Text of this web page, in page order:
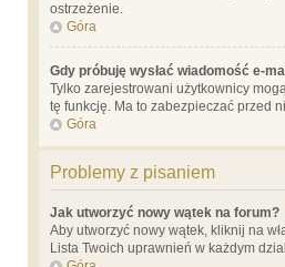
ostrzeżenie.
Góra
Gdy próbuję wysłać wiadomość e-
Tylko zarejestrowani użytkownicy
tę funkcję. Ma to zabezpieczać przed
Góra
Problemy z pisaniem
Jak utworzyć nowy wątek na forum?
Aby utworzyć nowy wątek, kliknij na
Lista Twoich uprawnień w każdym